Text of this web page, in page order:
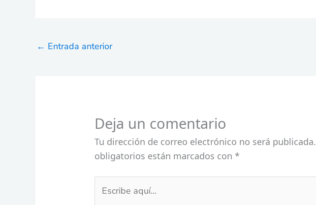
← Entrada anterior
Deja un comentario
Tu dirección de correo electrónico no será publicada.
obligatorios están marcados con *
aquí...